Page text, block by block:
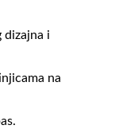
dizajna i
na